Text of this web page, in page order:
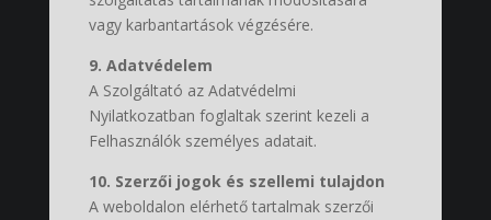
vagy karbantartások végzésére.
9. Adatvédelem
A Szolgáltató az Adatvédelmi
Nyilatkozatban foglaltak szerint kezeli a
Felhasználók személyes adatait.
10. Szerzői jogok és szellemi tulajdon
A weboldalon elérhető tartalmak szerzői